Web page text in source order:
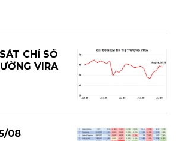
CHỈ SỐ
VIRA
08